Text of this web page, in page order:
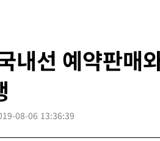
내선 예약판매
08-06 13:36:39